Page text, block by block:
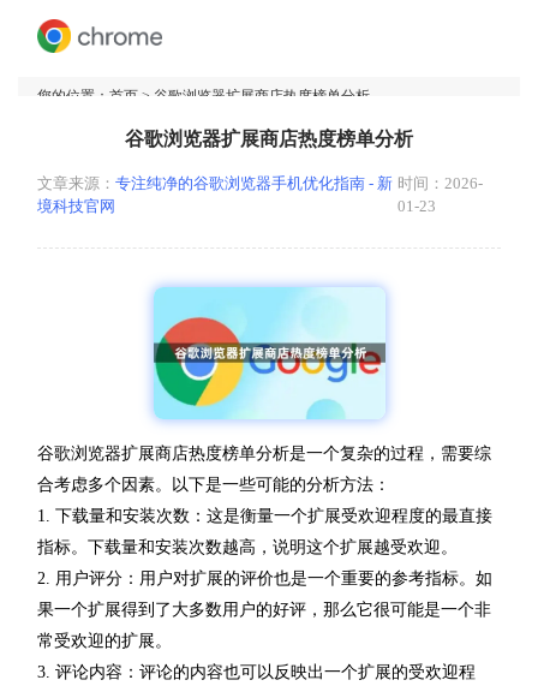
您的位置： 首页 > 谷歌浏览器扩展商店热度榜单分析
谷歌浏览器扩展商店热度榜单分析
文章来源： 专注纯净的谷歌浏览器手机优化指南 - 新
境科技官网
时间：2026-
01-23
谷歌浏览器扩展商店热度榜单分析是一个复杂的过程，需要综
合考虑多个因素。以下是一些可能的分析方法：
1. 下载量和安装次数：这是衡量一个扩展受欢迎程度的最直接
指标。下载量和安装次数越高，说明这个扩展越受欢迎。
2. 用户评分：用户对扩展的评价也是一个重要的参考指标。如
果一个扩展得到了大多数用户的好评，那么它很可能是一个非
常受欢迎的扩展。
3. 评论内容：评论的内容也可以反映出一个扩展的受欢迎程